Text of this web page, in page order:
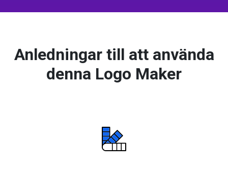
Anledningar till att använda
denna Logo Maker